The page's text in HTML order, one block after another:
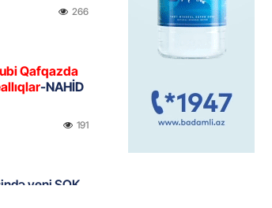
266
Qafqazda
-NAHİD
191
yeni ŞOK